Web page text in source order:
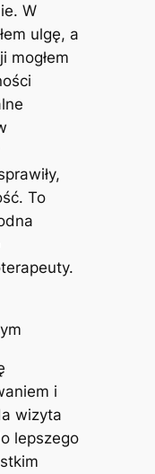
W
ulgę, a
mogłem
To
i
wizyta
lepszego